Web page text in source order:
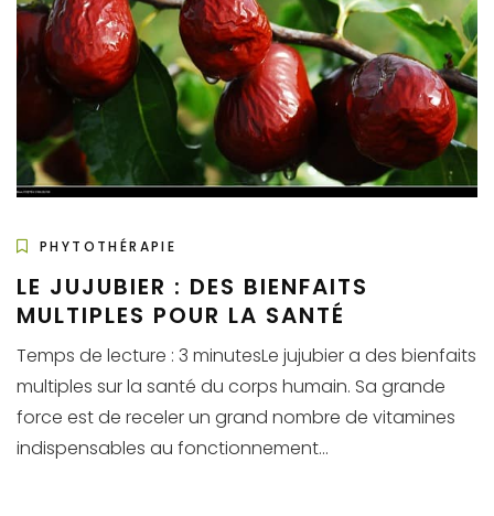
PHYTOTHÉRAPIE
LE JUJUBIER : DES BIENFAITS
MULTIPLES POUR LA SANTÉ
Temps de lecture : 3 minutesLe jujubier a des bienfaits
multiples sur la santé du corps humain. Sa grande
force est de receler un grand nombre de vitamines
indispensables au fonctionnement...